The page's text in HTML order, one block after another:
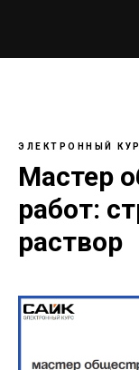
ЭЛЕКТРОННЫЙ
Мастер
работ:
раствор